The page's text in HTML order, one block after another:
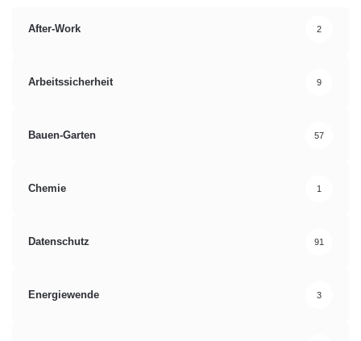
After-Work 2
Arbeitssicherheit 9
Bauen-Garten 57
Chemie 1
Datenschutz 91
Energiewende 3